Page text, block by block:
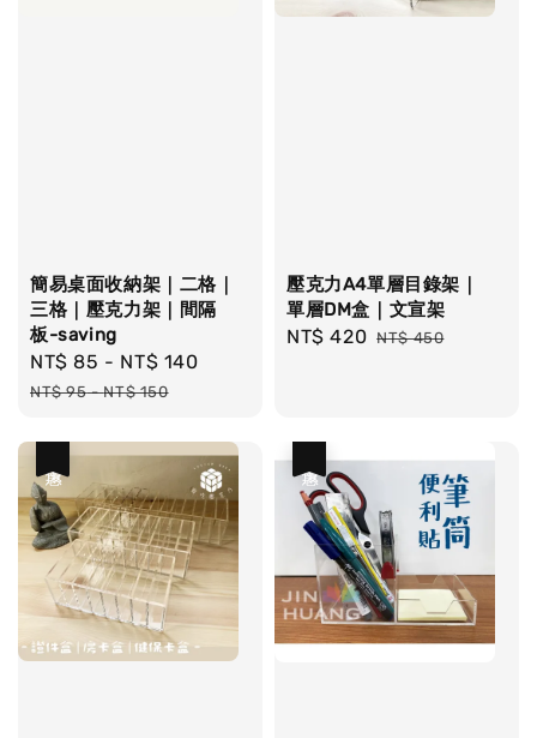
簡易桌面收納架｜二格｜
三格｜壓克力架｜間隔
板-saving
Sale
price
NT$ 85 - NT$ 140
NT$ 95-NT$ 150
壓克力A4單層目錄架｜
單層DM盒｜文宣架
Sale
NT$ 420 Regular
NT$ 450